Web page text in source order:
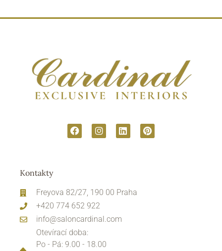
Kontakty
Freyova 82/27, 190 00 Praha
+420 774 652 922
info@saloncardinal.com
Otevírací doba:
Po - Pá: 9.00 - 18.00